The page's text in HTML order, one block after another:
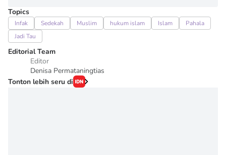
Topics
Infak Sedekah Muslim hukum islam Islam
Pahala
Jadi Tau
Editorial Team
Editor
Denisa Permataningtias
Tonton lebih seru di